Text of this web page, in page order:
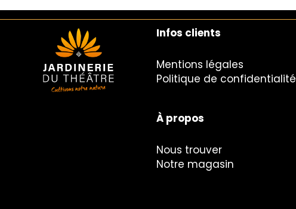
Infos clients
Mentions légales
Politique de confidentialité
À propos
Nous trouver
Notre magasin